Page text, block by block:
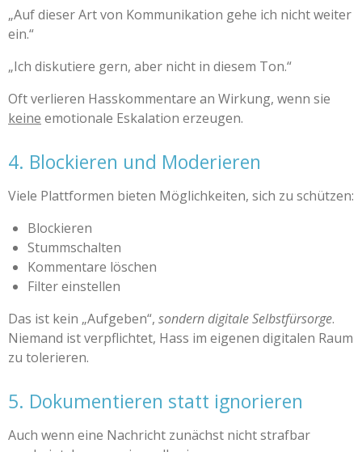
„Auf dieser Art von Kommunikation gehe ich nicht weiter
ein.“
„Ich diskutiere gern, aber nicht in diesem Ton.“
Oft verlieren Hasskommentare an Wirkung, wenn sie
keine emotionale Eskalation erzeugen.
4. Blockieren und Moderieren
Viele Plattformen bieten Möglichkeiten, sich zu schützen:
Blockieren
Stummschalten
Kommentare löschen
Filter einstellen
Das ist kein „Aufgeben“, sondern digitale Selbstfürsorge.
Niemand ist verpflichtet, Hass im eigenen digitalen Raum
zu tolerieren.
5. Dokumentieren statt ignorieren
Auch wenn eine Nachricht zunächst nicht strafbar